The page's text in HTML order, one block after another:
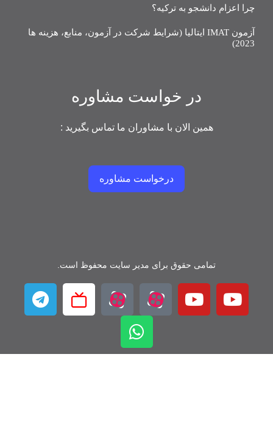
چرا اعزام دانشجو به ترکیه؟
آزمون IMAT ایتالیا (شرایط شرکت در آزمون، منابع، هزینه ها
2023)
در خواست مشاوره
همین الان با مشاوران ما تماس بگیرید :
درخواست مشاوره
تمامی حقوق برای مدیر سایت محفوظ است.